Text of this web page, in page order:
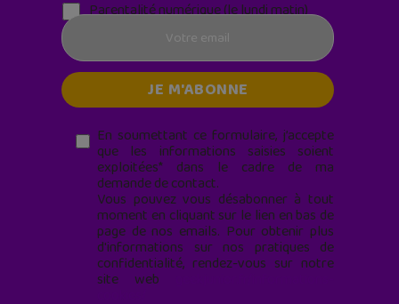
Parentalité numérique (le lundi matin)
En soumettant ce formulaire, j’accepte
que les informations saisies soient
exploitées* dans le cadre de ma
demande de contact.
Vous pouvez vous désabonner à tout
moment en cliquant sur le lien en bas de
page de nos emails. Pour obtenir plus
d'informations sur nos pratiques de
confidentialité, rendez-vous sur notre
site web